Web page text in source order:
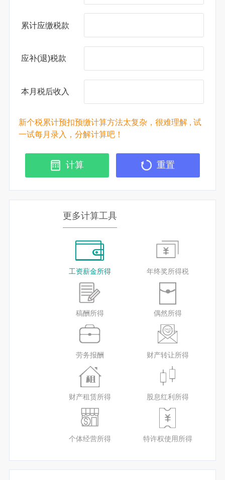
累计应缴税款
应补(退)税款
本月税后收入
新个税累计预扣预缴计算方法太复杂，很难理解 , 试
一试每月录入，分解计算吧！
计算 重置
更多计算工具
工资薪金所得 年终奖所得税
稿酬所得 偶然所得
劳务报酬 财产转让所得
财产租赁所得 股息红利所得
个体经营所得 特许权使用所得